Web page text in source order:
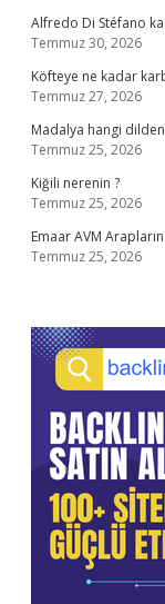
Alfredo Di Stéfano
Temmuz 30, 2026
Köfteye ne kadar
Temmuz 27, 2026
Madalya hangi
Temmuz 25, 2026
Kiğili nerenin ?
Temmuz 25, 2026
Emaar AVM Arapların
Temmuz 25, 2026